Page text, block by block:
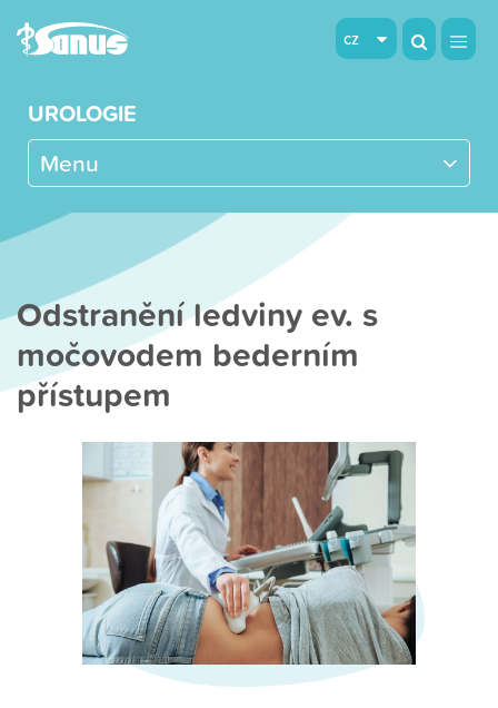
cz
UROLOGIE
Menu
Odstranění ledviny ev. s
močovodem bederním
přístupem